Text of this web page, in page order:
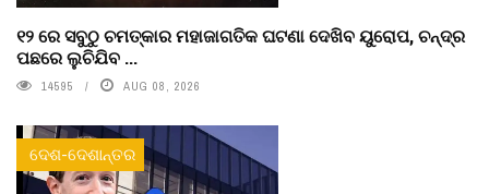
୧୨ ରେ ସବୁଠୁ ଚମତ୍କାର ମହାଜାଗତିକ ଘଟଣା ଦେଖିବ ୟୁରୋପ, ଚନ୍ଦ୍ର
ପଛରେ ଲୁଚିଯିବ ...
14595 AUG 08, 2026
ଦେଶ-ଦେଶାନ୍ତର